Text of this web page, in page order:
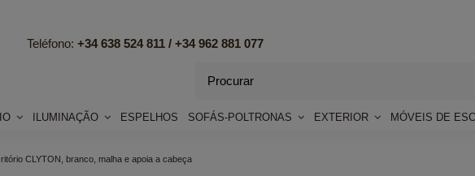
Teléfono: +34 638 524 811 / +34 962 881 077
ILUMINAÇÃO ESPELHOS SOFÁS-POLTRONAS EXTERIOR MÓVEIS DE
CLYTON, branco, malha e apoia a cabeça